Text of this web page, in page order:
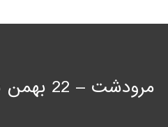
مرودشت – 22 بهمن شمالی